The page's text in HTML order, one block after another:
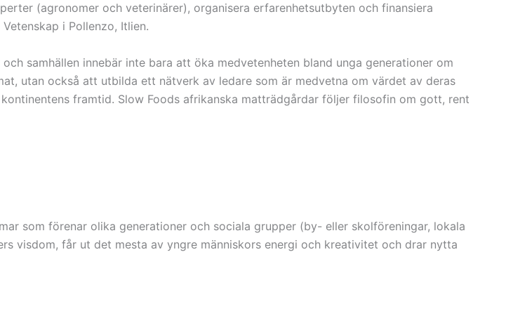
(agronomer och veterinärer), organisera erfarenhetsutbyten och finansiera
i Pollenzo, Itlien.
samhällen innebär inte bara att öka medvetenheten bland unga generationer om
utan också att utbilda ett nätverk av ledare som är medvetna om värdet av deras
framtid. Slow Foods afrikanska matträdgårdar följer filosofin om gott, rent
som förenar olika generationer och sociala grupper (by- eller skolföreningar, lokala
visdom, får ut det mesta av yngre människors energi och kreativitet och drar nytta